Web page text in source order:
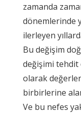
zamanda
dönemlerinde
ilerleyen
Bu değişim
değişimi
olarak
birbirlerine
Ve bu nefes